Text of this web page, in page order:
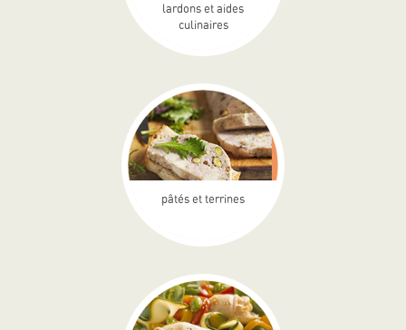
lardons et aides
culinaires
pâtés et terrines